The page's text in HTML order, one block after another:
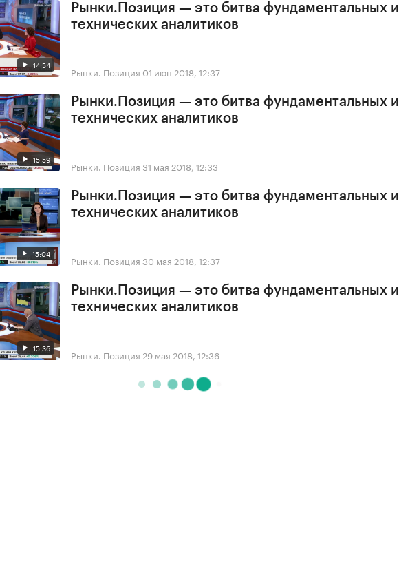
14:54
Рынки.Позиция — это битва фундаментальных и
технических аналитиков
Рынки. Позиция 01 июн 2018, 12:37
15:59
Рынки.Позиция — это битва фундаментальных и
технических аналитиков
Рынки. Позиция 31 мая 2018, 12:33
15:04
Рынки.Позиция — это битва фундаментальных и
технических аналитиков
Рынки. Позиция 30 мая 2018, 12:37
15:36
Рынки.Позиция — это битва фундаментальных и
технических аналитиков
Рынки. Позиция 29 мая 2018, 12:36